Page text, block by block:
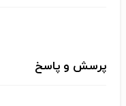
پرسش و پاسخ